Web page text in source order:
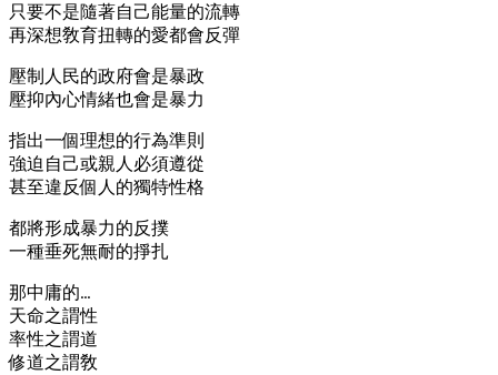
只要不是隨著自己能量的流轉
再深想敎育扭轉的愛都會反彈
壓制人民的政府會是暴政
壓抑內心情緒也會是暴力
指出一個理想的行為準則
強迫自己或親人必須遵從
甚至違反個人的獨特性格
都將形成暴力的反撲
一種垂死無耐的掙扎
那中庸的…
天命之謂性
率性之謂道
修道之謂敎